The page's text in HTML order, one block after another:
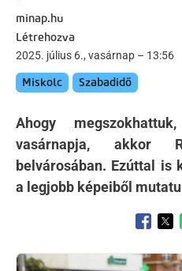
minap.hu
Létrehozva
2025. július 6., vasárnap – 13:56
Miskolc Szabadidő
Ahogy
vasárnapja, akkor
belvárosában. Ezúttal
a legjobb képeiből
Opens
Preview Image